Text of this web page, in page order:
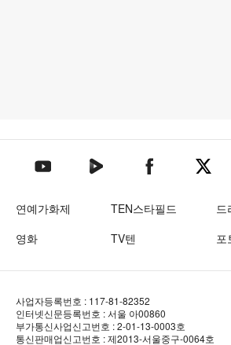
텐아시아 유튜브텐아시아 네이버TV텐아시아 페이스북
텐아
연예가화제 TEN스타필드 드
영화
TV텐 포
사업자등록번호 : 117-81-82352
인터넷신문등록번호 : 서울 아00860
부가통신사업신고번호 : 2-01-13-0003호
통신판매업신고번호 : 제2013-서울중구-0064호